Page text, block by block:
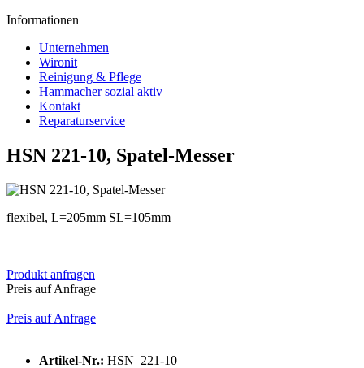
Informationen
Unternehmen
Wironit
Reinigung & Pflege
Hammacher sozial aktiv
Kontakt
Reparaturservice
HSN 221-10, Spatel-Messer
flexibel, L=205mm SL=105mm
Produkt anfragen
Preis auf Anfrage
Preis auf Anfrage
Artikel-Nr.: HSN_221-10